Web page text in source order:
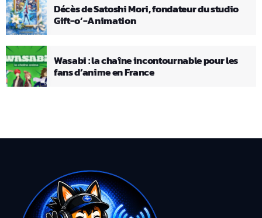
Décès de Satoshi Mori, fondateur du studio
Gift-o’-Animation
Wasabi : la chaîne incontournable pour les
fans d’anime en France